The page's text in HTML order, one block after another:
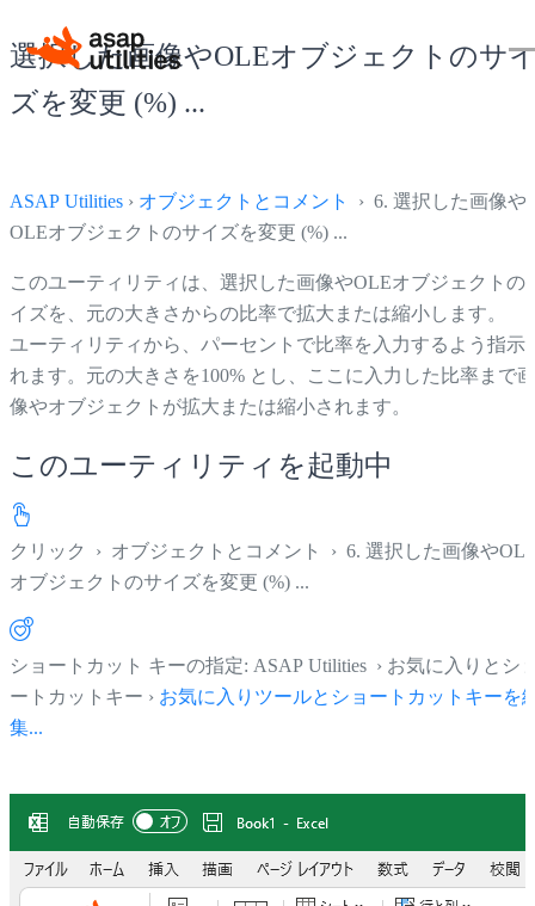
選択した画像やOLEオブジェクトのサ
ズを変更 (%) ...
ASAP Utilities › オブジェクトとコメント
› 6. 選択した画像や
OLEオブジェクトのサイズを変更 (%) ...
このユーティリティは、選択した画像やOLEオブジェクトの
イズを、元の大きさからの比率で拡大または縮小します。
ユーティリティから、パーセントで比率を入力するよう指示
れます。元の大きさを100% とし、ここに入力した比率まで画
像やオブジェクトが拡大または縮小されます。
このユーティリティを起動中
クリック › オブジェクトとコメント › 6. 選択した画像や
オブジェクトのサイズを変更 (%) ...
ショートカット キーの指定: ASAP Utilities › お気に入りとシ
ートカットキー › お気に入りツールとショートカットキーを
集...